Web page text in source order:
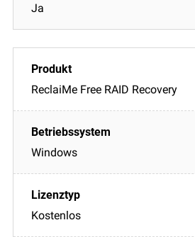
Ja
ReclaiMe Free RAID Recovery
Windows
Kostenlos